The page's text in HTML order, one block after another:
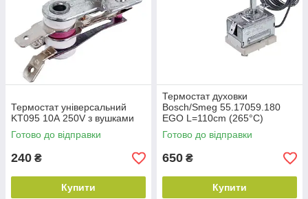
Термостат універсальний
KT095 10А 250V з вушками
Готово до відправки
240 ₴
Купити
Термостат духовки
Bosch/Smeg 55.17059.180
EGO L=110cm (265°C)
Готово до відправки
650 ₴
Купити